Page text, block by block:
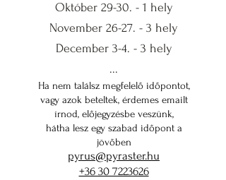
Ha nem találsz megfelelő időpontot,
vagy azok beteltek, érdemes emailt
írnod, előjegyzésbe veszünk,
hátha lesz egy szabad időpont a
jövőben
pyrus@pyraster.hu
+36 30 7223626
Október 29-30. - 1 hely
November 26-27. - 3 hely
December 3-4. - 3 hely
...